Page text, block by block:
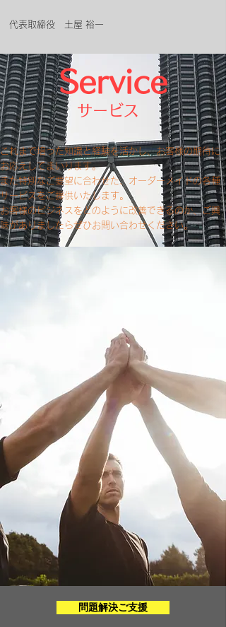
​ 代表取締役 土屋 裕一
Service
サービス
これまで培った知識と経験を活かし、お客様の期待に
お応えしてまいります。
また特別なご要望に合わせた、オーダーメイドの各種
サービスをご提供いたします。
お客様のビジネスをどのように改善できるのか、ご興
味がありましたらぜひお問い合わせください。
問題解決ご支援